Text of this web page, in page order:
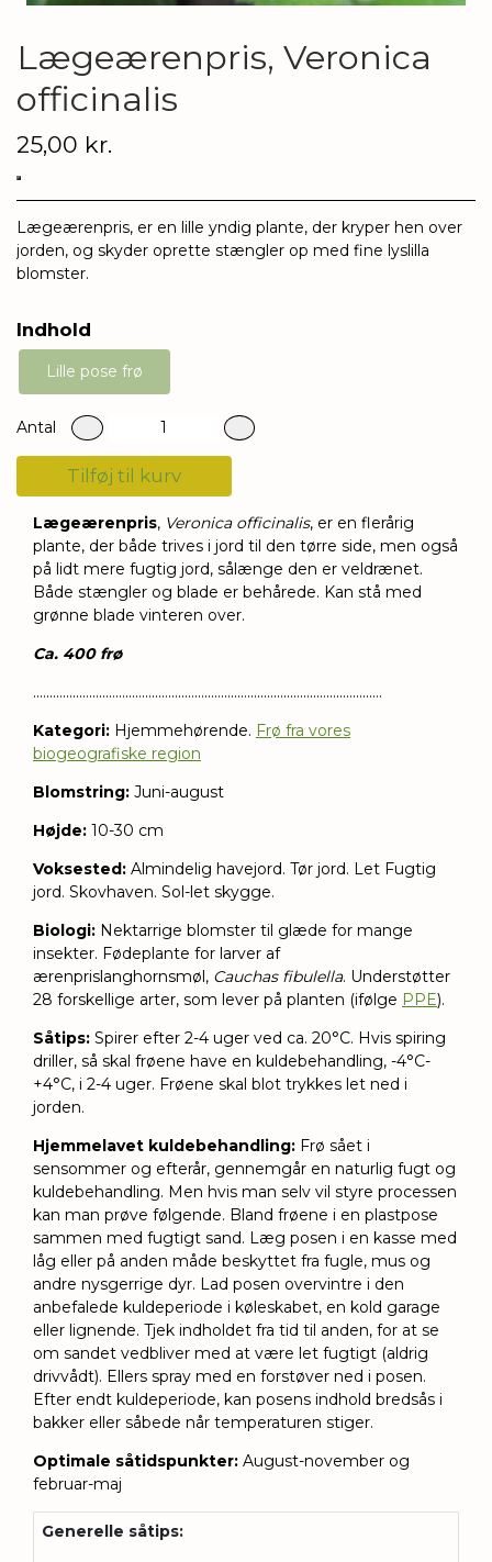
Lægeærenpris, Veronica
officinalis
25,00 kr.
Lægeærenpris, er en lille yndig plante, der kryper hen over
jorden, og skyder oprette stængler op med fine lyslilla
blomster.
Indhold
Lille pose frø
Antal
Tilføj til kurv
Lægeærenpris, Veronica officinalis, er en flerårig
plante, der både trives i jord til den tørre side, men også
på lidt mere fugtig jord, sålænge den er veldrænet.
Både stængler og blade er behårede. Kan stå med
grønne blade vinteren over.
Ca. 400 frø
..........................................................................................................
Kategori: Hjemmehørende. Frø fra vores
biogeografiske region
Blomstring: Juni-august
Højde: 10-30 cm
Voksested: Almindelig havejord. Tør jord. Let Fugtig
jord. Skovhaven. Sol-let skygge.
Biologi: Nektarrige blomster til glæde for mange
insekter. Fødeplante for larver af
ærenprislanghornsmøl, Cauchas fibulella. Understøtter
28 forskellige arter, som lever på planten (ifølge PPE).
Såtips: Spirer efter 2-4 uger ved ca. 20°C. Hvis spiring
driller, så skal frøene have en kuldebehandling, -4°C-
+4°C, i 2-4 uger. Frøene skal blot trykkes let ned i
jorden.
Hjemmelavet kuldebehandling: Frø sået i
sensommer og efterår, gennemgår en naturlig fugt og
kuldebehandling. Men hvis man selv vil styre processen
kan man prøve følgende. Bland frøene i en plastpose
sammen med fugtigt sand. Læg posen i en kasse med
låg eller på anden måde beskyttet fra fugle, mus og
andre nysgerrige dyr. Lad posen overvintre i den
anbefalede kuldeperiode i køleskabet, en kold garage
eller lignende. Tjek indholdet fra tid til anden, for at se
om sandet vedbliver med at være let fugtigt (aldrig
drivvådt). Ellers spray med en forstøver ned i posen.
Efter endt kuldeperiode, kan posens indhold bredsås i
bakker eller såbede når temperaturen stiger.
Optimale såtidspunkter: August-november og
februar-maj
Generelle såtips: